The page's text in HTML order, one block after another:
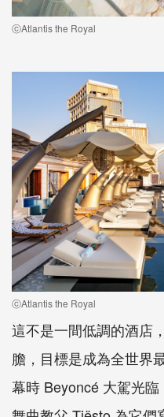
ⓒAtlantis the Royal
ⓒAtlantis the Royal
這不是一間低調的酒店
膽，目標是成為全世界
幕時 Beyoncé 大駕光